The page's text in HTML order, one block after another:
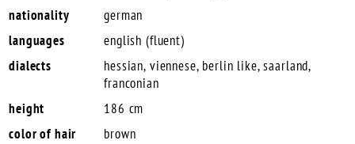
nationality
german
languages
english (fluent)
dialects
hessian, viennese, berlin like, saarland,
franconian
height
186 cm
color of hair
brown